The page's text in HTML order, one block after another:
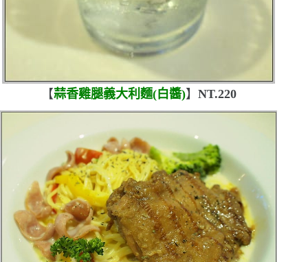
【蒜香雞腿義大利麵(白醬)】 NT.220